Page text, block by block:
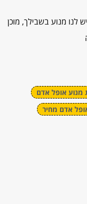
מנוע בשבילך, מוכן
אופל אדם
אדם מחיר